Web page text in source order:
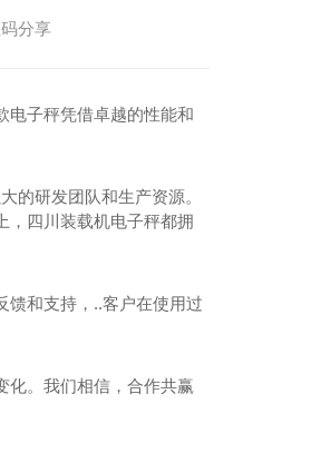
分享
电子秤凭借卓越的性能和
的研发团队和生产资源。
，四川装载机电子秤都拥
馈和支持，..客户在使用过
化。我们相信，合作共赢